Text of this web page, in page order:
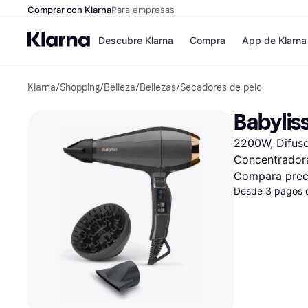
Comprar con KlarnaPara empresas
Descubre Klarna
Formas de pago
Paga ahora
Paga en 3 plazos
Paga en 30 días
Financiación
Klarna en Apple
Compra
Tiendas
Shein
Zalando
Zara
JD Sports
App de Klarna
Klarna/Shopping/Belleza/Bellezas/Secadores de pelo
2200W,
Compara
Desde 3 pagos